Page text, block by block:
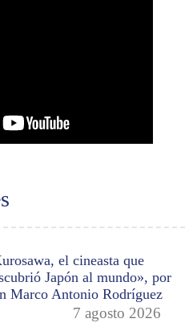
el cineasta que
Japón al mundo», por
Marco Antonio Rodríguez
7 agosto 2026